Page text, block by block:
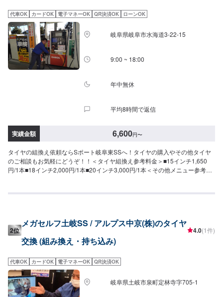
代車OK カードOK 電子マネーOK QR決済OK ローンOK
岐阜県岐阜市水海道3-22-15
9:00 ~ 18:00
年中無休
平均8時間で返信
実績金額 6,600円〜
タイヤの組換え依頼ならSポート岐阜東SSへ！タイヤの購入やその他タイヤ
のご相談もお気軽にどうぞ！！＜タイヤ組換え参考料金＞■15インチ1,650
円/1本■18インチ2,000円/1本■20インチ3,000円/1本＜その他メニュー参考価
2位
メガセルフ土岐SS / アルプス中京(株)のタイヤ
交換 (組み換え・持ち込み)
4.0(1件)
代車OK カードOK 電子マネーOK QR決済OK
岐阜県土岐市泉町定林寺字705-1